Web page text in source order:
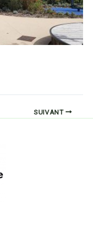
SUIVANT